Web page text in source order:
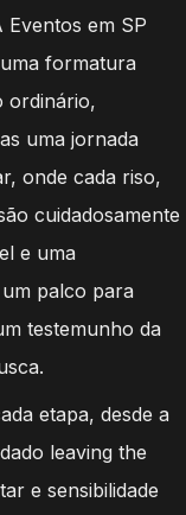
em SP
formatura
ordinário,
uma jornada
onde cada riso,
cuidadosamente
e uma
palco para
testemunho da
etapa, desde a
leaving the
e sensibilidade